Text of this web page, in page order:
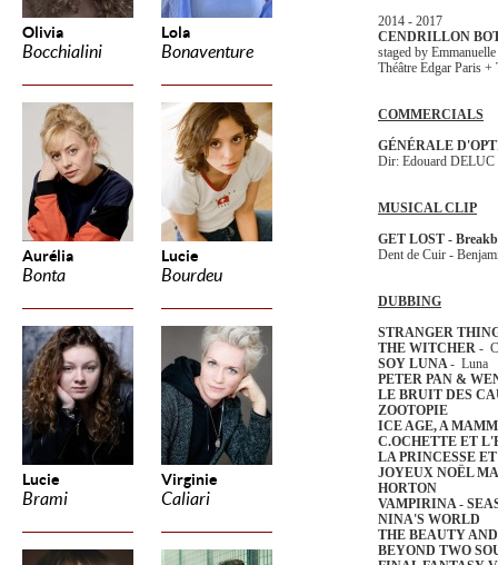
Olivia
Bocchialini
Lola
Bonaventure
Aurélia
Bonta
Lucie
Bourdeu
Lucie
Brami
Virginie
Caliari
2014 - 2017
CENDRILLON
staged by
Théâtre Edgar Paris +
COMMERCIALS
GÉNÉRALE
Dir: Edouard DELUC
MUSICAL CLIP
GET LOST -
Dent de Cuir -
DUBBING
STRANGER
THE WITCHER -
SOY LUNA- Luna
PETER PAN &
LE BRUIT DES
ZOOTOPIE
ICE AGE, A
C.OCHETTE ET
LA PRINCESSE
JOYEUX NOËL
HORTON
VAMPIRINA -
NINA'S WORLD
THE BEAUTY
BEYOND TWO